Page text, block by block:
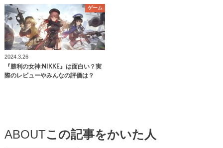
ゲーム
2024.3.26
『勝利の女神:NIKKE』は面白い？実
際のレビューやみんなの評価は？
ABOUTこの記事をかいた人